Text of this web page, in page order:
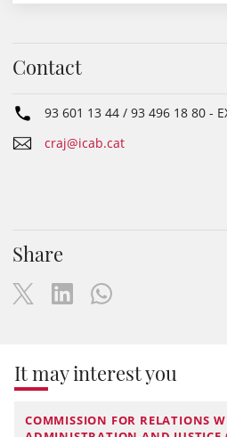
Contact
93 601 13 44 / 93 496 18 80 -
craj@icab.cat
Share
It may interest you
COMMISSION FOR RELATIONS